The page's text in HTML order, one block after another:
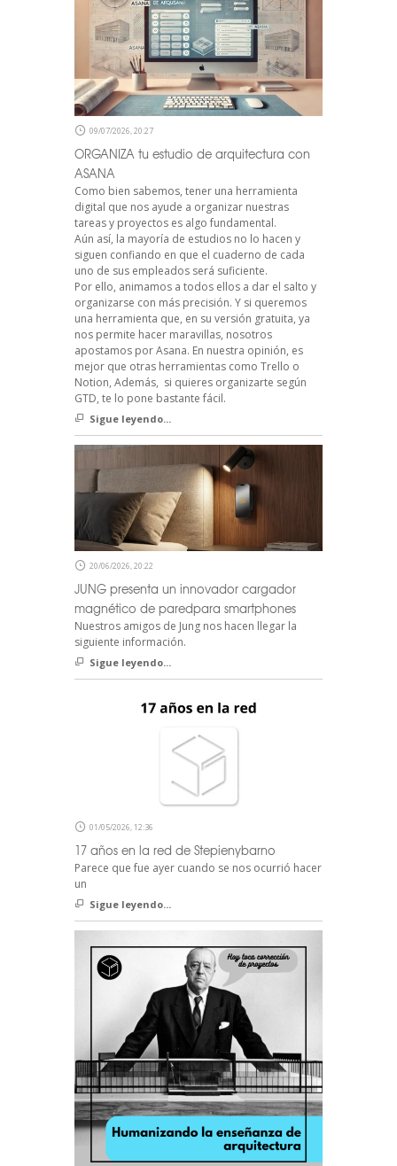
09/07/2026, 20:27
ORGANIZA tu estudio de arquitectura con
ASANA
Como bien sabemos, tener una herramienta
digital que nos ayude a organizar nuestras
tareas y proyectos es algo fundamental.
Aún así, la mayoría de estudios no lo hacen y
siguen confiando en que el cuaderno de cada
uno de sus empleados será suficiente.
Por ello, animamos a todos ellos a dar el salto y
organizarse con más precisión. Y si queremos
una herramienta que, en su versión gratuita, ya
nos permite hacer maravillas, nosotros
apostamos por Asana. En nuestra opinión, es
mejor que otras herramientas como Trello o
Notion, Además, si quieres organizarte según
GTD, te lo pone bastante fácil.
Sigue leyendo...
20/06/2026, 20:22
JUNG presenta un innovador cargador
magnético de paredpara smartphones
Nuestros amigos de Jung nos hacen llegar la
siguiente información.
Sigue leyendo...
01/05/2026, 12:36
17 años en la red de Stepienybarno
Parece que fue ayer cuando se nos ocurrió hacer
un
Sigue leyendo...